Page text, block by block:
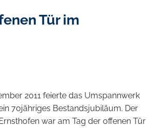
Tür im
2011 feierte das Umspannwerk
70jähriges Bestandsjubiläum. Der
war am Tag der offenen Tür